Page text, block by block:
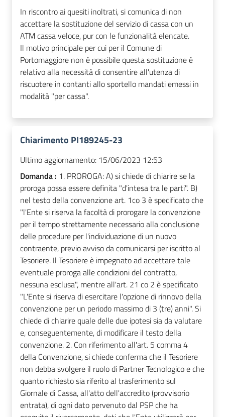
In riscontro ai quesiti inoltrati, si comunica di non
accettare la sostituzione del servizio di cassa con un
ATM cassa veloce, pur con le funzionalità elencate.
Il motivo principale per cui per il Comune di
Portomaggiore non è possibile questa sostituzione è
relativo alla necessità di consentire all'utenza di
riscuotere in contanti allo sportello mandati emessi in
modalità "per cassa".
Chiarimento PI189245-23
Ultimo aggiornamento: 15/06/2023 12:53
Domanda : 1. PROROGA: A) si chiede di chiarire se la
proroga possa essere definita "d'intesa tra le parti". B)
nel testo della convenzione art. 1co 3 è specificato che
"l'Ente si riserva la facoltà di prorogare la convenzione
per il tempo strettamente necessario alla conclusione
delle procedure per l'individuazione di un nuovo
contraente, previo avviso da comunicarsi per iscritto al
Tesoriere. Il Tesoriere è impegnato ad accettare tale
eventuale proroga alle condizioni del contratto,
nessuna esclusa", mentre all'art. 21 co 2 è specificato
"L'Ente si riserva di esercitare l'opzione di rinnovo della
convenzione per un periodo massimo di 3 (tre) anni". Si
chiede di chiarire quale delle due ipotesi sia da valutare
e, conseguentemente, di modificare il testo della
convenzione. 2. Con riferimento all'art. 5 comma 4
della Convenzione, si chiede conferma che il Tesoriere
non debba svolgere il ruolo di Partner Tecnologico e che
quanto richiesto sia riferito al trasferimento sul
Giornale di Cassa, all'atto dell'accredito (provvisorio
entrata), di ogni dato pervenuto dal PSP che ha